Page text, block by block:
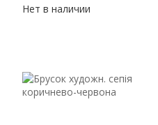
Нет в наличии